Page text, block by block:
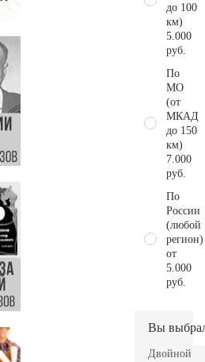
до 100
км)
5.000
руб.
По
МО
(от
МКАД
до 150
км)
7.000
руб.
По
России
(любой
регион)
от
5.000
руб.
Вы
Двойной